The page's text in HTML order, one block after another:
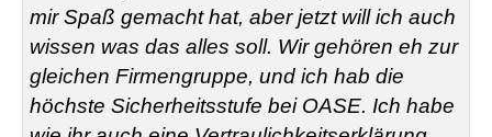
mir Spaß gemacht hat, aber jetzt will ich auch
wissen was das alles soll. Wir gehören eh zur
gleichen Firmengruppe, und ich hab die
höchste Sicherheitsstufe bei OASE. Ich habe